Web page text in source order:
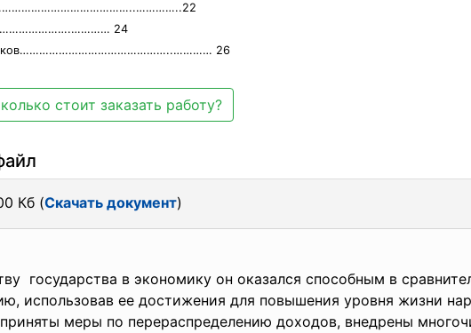
24
26
стоит заказать работу?
Кб (Скачать документ)
государства в экономику он оказался способным в
использовав ее достижения для повышения уровня жизни
меры по перераспределению доходов, внедрены